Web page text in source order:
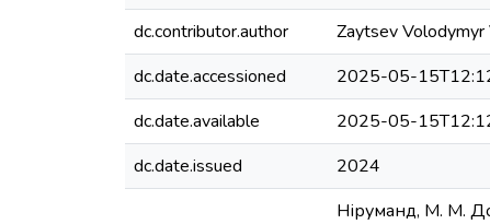
dc.contributor.author
Zaytsev Volodymyr
dc.date.accessioned
2025-05-
dc.date.available
2025-05-
dc.date.issued
2024
Ніруманд, М. М.